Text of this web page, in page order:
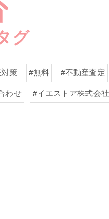
グ
策 #無料 #不動産査定
わせ #イエストア株式会社